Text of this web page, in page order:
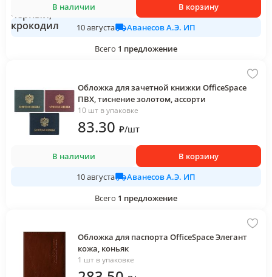
В наличии
В корзину
10 августа
Аванесов А.Э. ИП
Всего 1 предложение
Обложка для зачетной книжки OfficeSpace
ПВХ, тиснение золотом, ассорти
10 шт в упаковке
83.30 ₽/шт
В наличии
В корзину
10 августа
Аванесов А.Э. ИП
Всего 1 предложение
Обложка для паспорта OfficeSpace Элегант
кожа, коньяк
1 шт в упаковке